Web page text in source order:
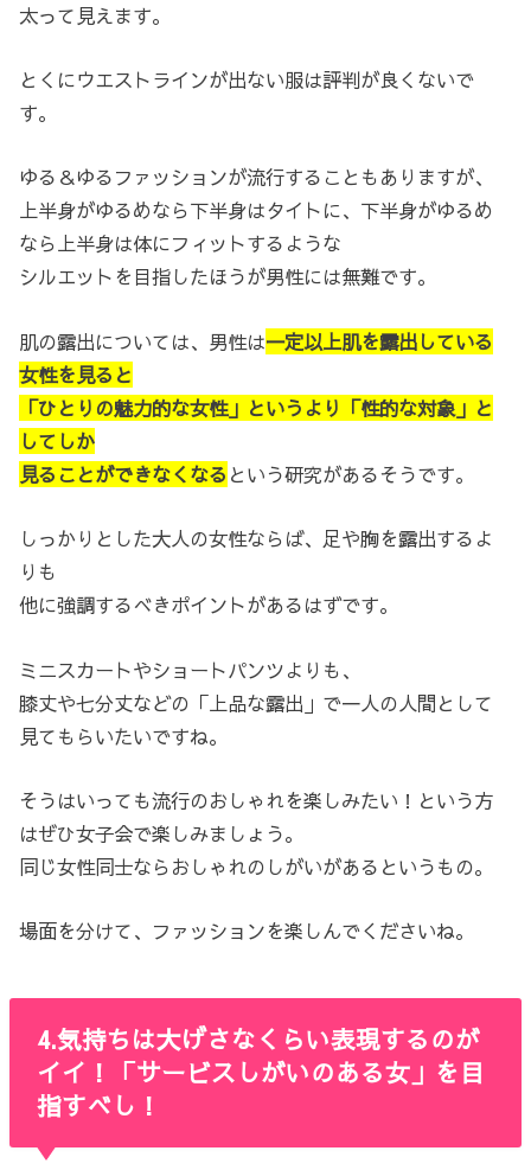
太って見えます。
とくにウエストラインが出ない服は評判が良くないで
す。
ゆる＆ゆるファッションが流行することもありますが、
上半身がゆるめなら下半身はタイトに、下半身がゆるめ
なら上半身は体にフィットするような
シルエットを目指したほうが男性には無難です。
肌の露出については、男性は一定以上肌を露出している
女性を見ると
「ひとりの魅力的な女性」というより「性的な対象」と
してしか
見ることができなくなる という研究があるそうです。
しっかりとした大人の女性ならば、足や胸を露出するよ
りも
他に強調するべきポイントがあるはずです。
ミニスカートやショートパンツよりも、
膝丈や七分丈などの「上品な露出」で一人の人間として
見てもらいたいですね。
そうはいっても流行のおしゃれを楽しみたい！という方
はぜひ女子会で楽しみましょう。
同じ女性同士ならおしゃれのしがいがあるというもの。
場面を分けて、ファッションを楽しんでくださいね。
4.気持ちは大げさなくらい表現するのが
イイ！「サービスしがいのある女」を目
指すべし！